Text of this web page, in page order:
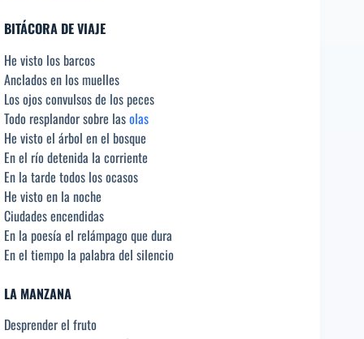
BITÁCORA DE VIAJE
He visto los barcos
Anclados en los muelles
Los ojos convulsos de los peces
Todo resplandor sobre lasolas
He visto el árbol en el bosque
En el río detenida la corriente
En la tarde todos los ocasos
He visto en la noche
Ciudades encendidas
En la poesía el relámpago que dura
En el tiempo la palabra del silencio
LA MANZANA
Desprender el fruto